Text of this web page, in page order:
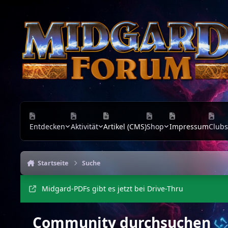
Entdecken Aktivität Artikel (CMS)Shop ImpressumClubs
Startseite Suche
Midgard-PDFs gibt es jetzt bei Drive-Thru
Community durchsuchen